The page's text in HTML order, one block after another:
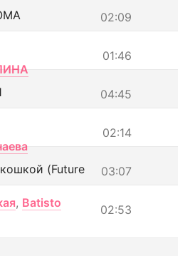
02:09
01:46
04:45
02:14
03:07
(Future
, Batisto
02:53